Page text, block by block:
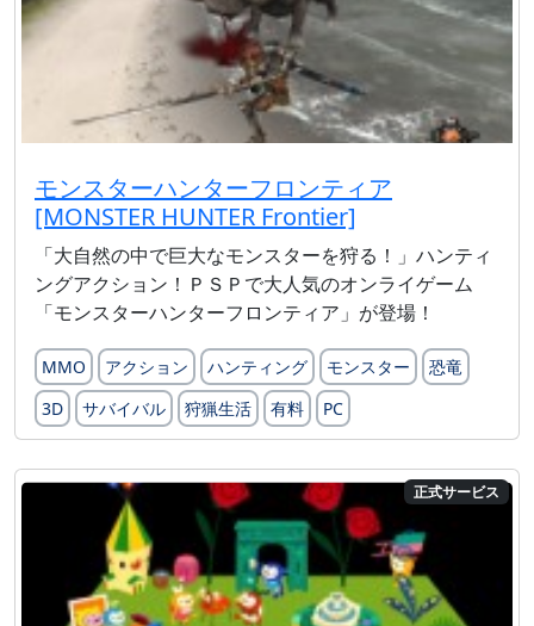
モンスターハンターフロンティア
[MONSTER HUNTER Frontier]
「大自然の中で巨大なモンスターを狩る！」ハンティ
ングアクション！ＰＳＰで大人気のオンライゲーム
「モンスターハンターフロンティア」が登場！
MMO アクション ハンティング モンスター
恐竜
3D
サバイバル 狩猟生活 有料 PC
正式サービス